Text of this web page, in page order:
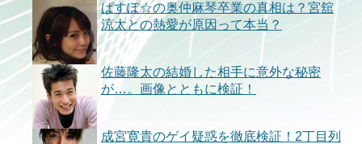
ぱすぽ☆の奥仲麻琴卒業の真相は？宮舘
涼太との熱愛が原因って本当？
佐藤隆太の結婚した相手に意外な秘密
が…。画像とともに検証！
成宮寛貴のゲイ疑惑を徹底検証！2丁目列